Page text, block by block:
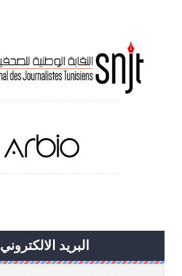
البريد الالكتروني